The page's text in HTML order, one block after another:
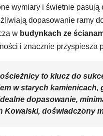
wymiary i świetnie
dopasowanie ramy
w budynkach ze
i znacznie przyspiesza
to klucz do
w starych
dopasowanie,
Kowalski, doświadczony